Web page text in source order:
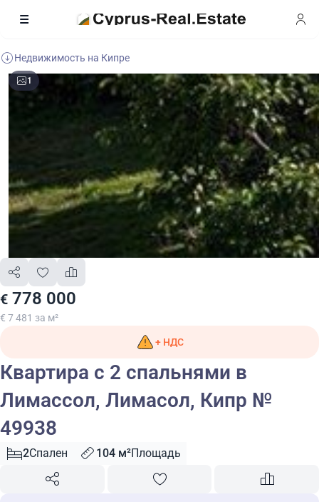
Недвижимость на Кипре
1
€ 778 000
€ 7 481 за м²
+ НДС
Квартира с 2 спальнями в
Лимассол, Лимасол, Кипр №
49938
2Спален 104 м²Площадь